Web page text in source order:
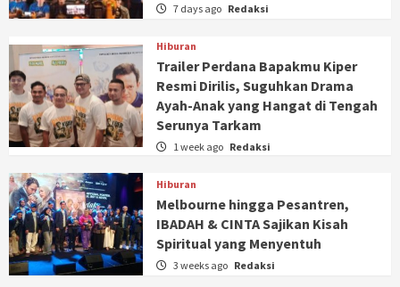
7 days ago Redaksi
Hiburan
Trailer Perdana Bapakmu Kiper
Resmi Dirilis, Suguhkan Drama
Ayah-Anak yang Hangat di Tengah
Serunya Tarkam
1 week ago Redaksi
Hiburan
Melbourne hingga Pesantren,
IBADAH & CINTA Sajikan Kisah
Spiritual yang Menyentuh
3 weeks ago Redaksi